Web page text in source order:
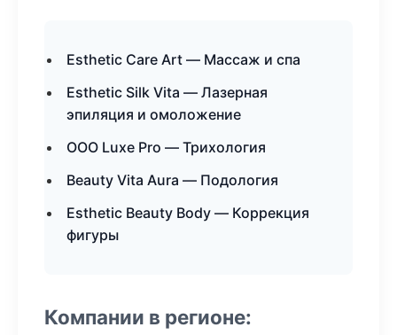
Esthetic Care Art — Массаж и спа
Esthetic Silk Vita — Лазерная
эпиляция и омоложение
ООО Luxe Pro — Трихология
Beauty Vita Aura — Подология
Esthetic Beauty Body — Коррекция
фигуры
Компании в регионе: